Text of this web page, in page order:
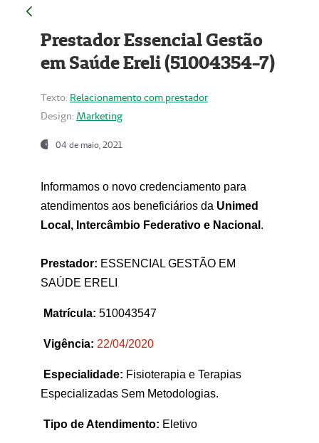
Prestador Essencial Gestão
em Saúde Ereli (51004354-7)
Texto: Relacionamento com prestador
Design: Marketing
04 de maio, 2021
Informamos o novo credenciamento para
atendimentos aos beneficiários da Unimed
Local, Intercâmbio Federativo e Nacional .
Prestador: ESSENCIAL GESTÃO EM
SAÚDE ERELI
Matrícula: 510043547
Vigência: 22/04/2020
Especialidade: Fisioterapia e Terapias
Especializadas Sem Metodologias.
Tipo de Atendimento: Eletivo